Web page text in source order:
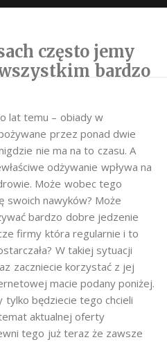
często jemy
bardzo
lat temu – obiady w
przez ponad dwie
nie ma na to czasu. A
odżywanie wpływa na
Może wobec tego
swoich nawyków? Może
bardzo dobre jedzenie
firmy która regularnie i to
W takiej sytuacji
zaczniecie korzystać z jej
macie podany poniżej.
będziecie tego chcieli
aktualnej oferty
tego już teraz że zawsze